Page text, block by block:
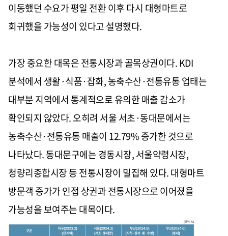
이동했던 수요가 평일 전환 이후 다시 대형마트로
회귀했을 가능성이 있다고 설명했다.
가장 중요한 대목은 전통시장과 골목상권이다. KDI
분석에서 생활·식품·잡화, 농축수산·전통유통 업태는
대부분 지역에서 통계적으로 유의한 매출 감소가
확인되지 않았다. 오히려 서울 서초·동대문에서는
농축수산·전통유통 매출이 12.79% 증가한 것으로
나타났다. 동대문구에는 경동시장, 서울약령시장,
청량리종합시장 등 전통시장이 밀집해 있다. 대형마트
방문객 증가가 인접 상권과 전통시장으로 이어졌을
가능성을 보여주는 대목이다.